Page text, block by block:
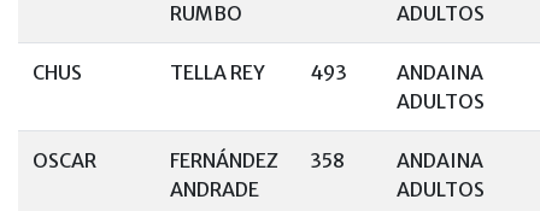
RUMBO
ADULTOS
CHUS TELLA REY 493
ANDAINA
ADULTOS
OSCAR
FERNÁNDEZ
ANDRADE
358
ANDAINA
ADULTOS